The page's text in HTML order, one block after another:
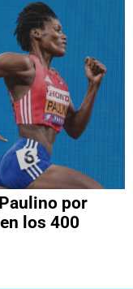
por
los 400